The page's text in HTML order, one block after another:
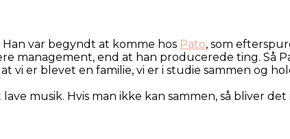
Han var begyndt at komme hos Pato, som
management, end at han producerede ting. Så
at vi er blevet en familie, vi er i studie sammen og
musik. Hvis man ikke kan sammen, så bliver